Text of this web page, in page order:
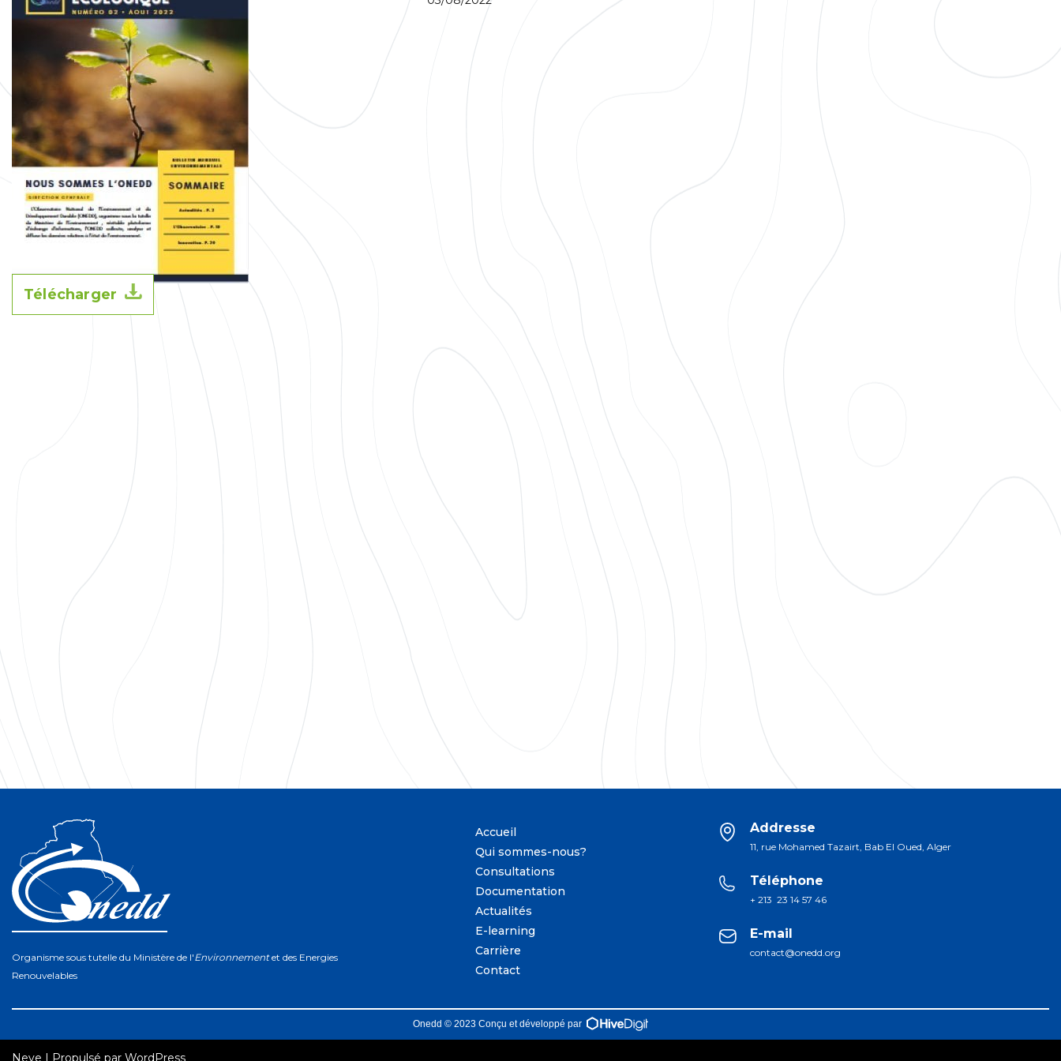
Télécharger
Organisme sous tutelle du Ministère de l'Environnementet des Energies
Renouvelables
Accueil
Qui sommes-nous?
Consultations
Documentation
Actualités
E-learning
Carrière
Contact
Addresse
11, rue Mohamed Tazairt, Bab El Oued, Alger
Téléphone
+ 213 23 14 57 46
E-mail
contact@onedd.org
Onedd © 2023 Conçu et développé par
Neve | Propulsé par WordPress